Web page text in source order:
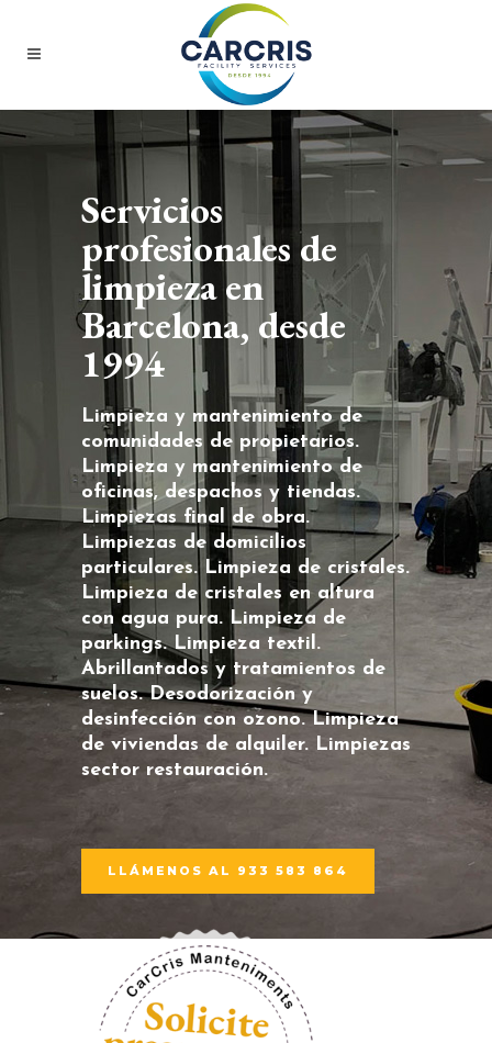
Servicios
profesionales de
limpieza en
Barcelona, desde
1994
Limpieza y mantenimiento de
comunidades de propietarios.
Limpieza y mantenimiento de
oficinas, despachos y tiendas.
Limpiezas final de obra.
Limpiezas de domicilios
particulares. Limpieza de cristales.
Limpieza de cristales en altura
con agua pura. Limpieza de
parkings. Limpieza textil.
Abrillantados y tratamientos de
suelos. Desodorización y
desinfección con ozono. Limpieza
de viviendas de alquiler. Limpiezas
sector restauración.
LLÁMENOS AL 933 583 864